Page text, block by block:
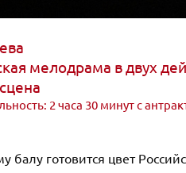
мелодрама в двух
2 часа 30 минут с
балу готовится цвет